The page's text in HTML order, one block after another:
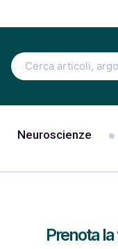
Ricerca
per:
Neuroscienze
Prenota